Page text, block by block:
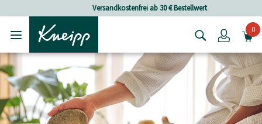
Versandkostenfrei ab 30 € Bestellwert
Login0